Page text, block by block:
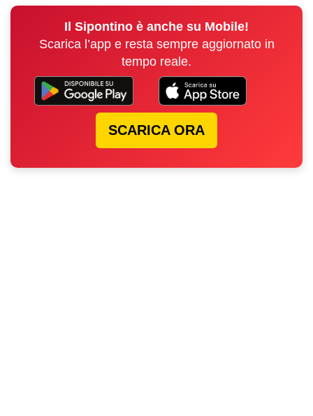
Il Sipontino è anche su Mobile!
Scarica l’app e resta sempre aggiornato in
tempo reale.
SCARICA ORA